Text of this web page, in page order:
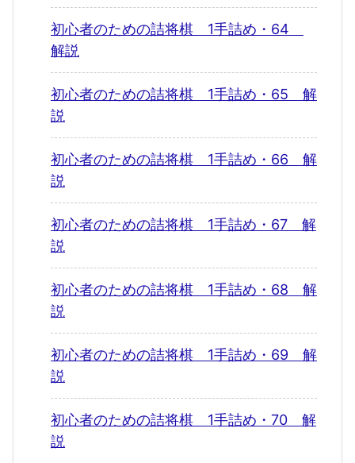
初心者のための詰将棋 1手詰め・64
解説
初心者のための詰将棋 1手詰め・65 解
説
初心者のための詰将棋 1手詰め・66 解
説
初心者のための詰将棋 1手詰め・67 解
説
初心者のための詰将棋 1手詰め・68 解
説
初心者のための詰将棋 1手詰め・69 解
説
初心者のための詰将棋 1手詰め・70 解
説